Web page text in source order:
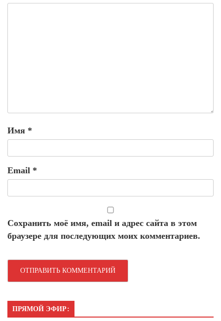
Имя *
Email *
Сохранить моё имя, email и адрес сайта в этом
браузере для последующих моих комментариев.
ПРЯМОЙ ЭФИР: